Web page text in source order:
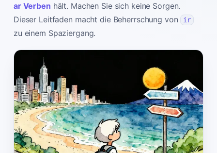
ar Verben hält. Machen Sie sich keine Sorgen.
Dieser Leitfaden macht die Beherrschung von ir
zu einem Spaziergang.